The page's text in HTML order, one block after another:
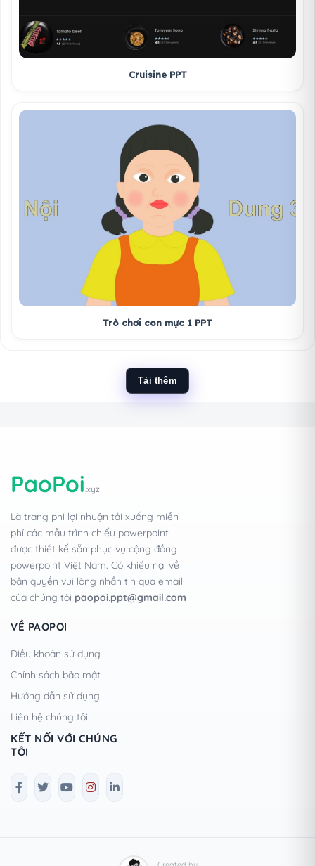
Cruisine PPT
Trò chơi con mực 1 PPT
Tải thêm
PaoPoi.xyz
Là trang phi lợi nhuận tải xuống miễn
phí các mẫu trình chiếu powerpoint
được thiết kế sẵn phục vụ cộng đồng
powerpoint Việt Nam. Có khiếu nại về
bản quyền vui lòng nhắn tin qua email
của chúng tôi paopoi.ppt@gmail.com
VỀ PAOPOI
Điều khoản sử dụng
Chính sách bảo mật
Hướng dẫn sử dụng
Liên hệ chúng tôi
KẾT NỐI VỚI CHÚNG
TÔI